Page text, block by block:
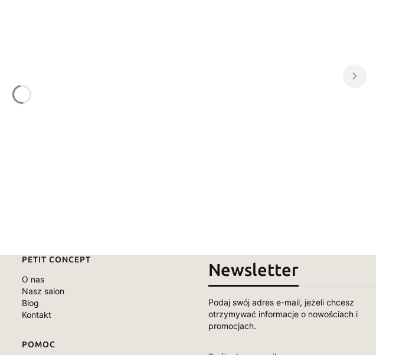
Linki w stopce
PETIT CONCEPT
O nas
Nasz salon
Blog
Kontakt
POMOC
Newsletter
Podaj swój adres e-mail, jeżeli chcesz
otrzymywać informacje o nowościach i
promocjach.